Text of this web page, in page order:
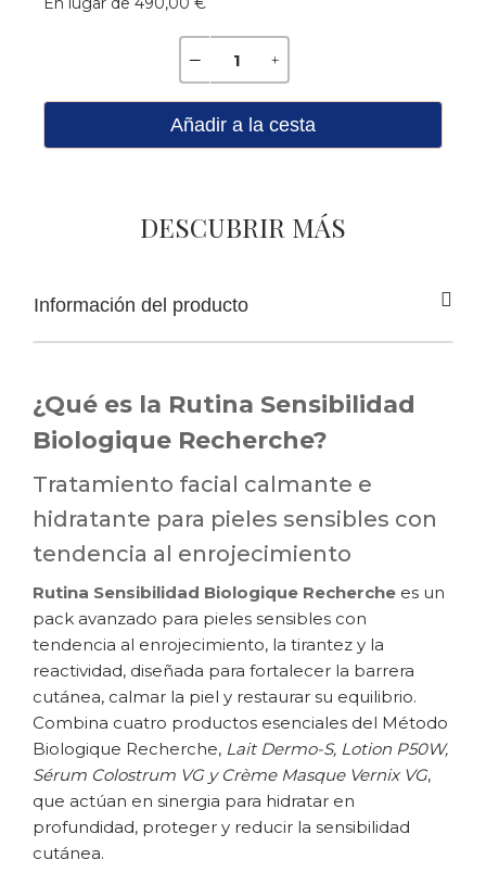
Añadir a la cesta
DESCUBRIR MÁS
Información del producto
¿Qué es la Rutina Sensibilidad
Biologique Recherche?
Tratamiento facial calmante e
hidratante para pieles sensibles con
tendencia al enrojecimiento
Rutina Sensibilidad Biologique Recherche es un
pack avanzado para pieles sensibles con
tendencia al enrojecimiento, la tirantez y la
reactividad, diseñada para fortalecer la barrera
cutánea, calmar la piel y restaurar su equilibrio.
Combina cuatro productos esenciales del Método
Biologique Recherche, Lait Dermo-S, Lotion P50W,
Sérum Colostrum VG y Crème Masque Vernix VG,
que actúan en sinergia para hidratar en
profundidad, proteger y reducir la sensibilidad
cutánea.